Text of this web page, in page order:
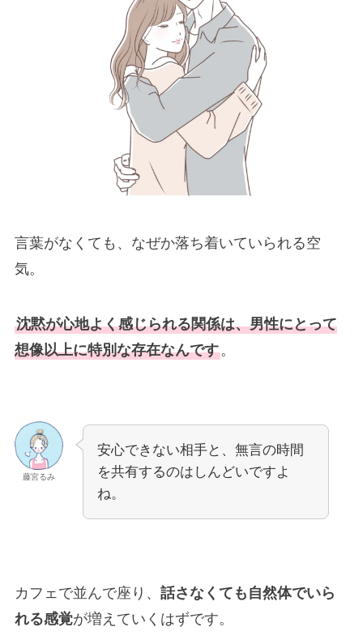
言葉がなくても、なぜか落ち着いていられる空
気。
沈黙が心地よく感じられる関係は、男性にとって
想像以上に特別な存在なんです。
藤宮るみ
安心できない相手と、無言の時間
を共有するのはしんどいですよ
ね。
カフェで並んで座り、 話さなくても自然体でいら
れる感覚が増えていくはずです。